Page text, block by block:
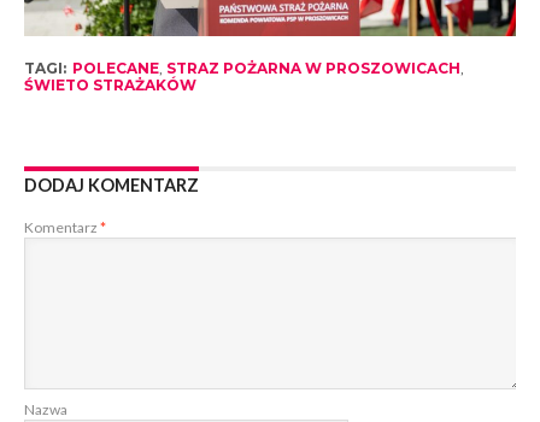
TAGI: POLECANE, STRAZ POŻARNA W PROSZOWICACH,
ŚWIETO STRAŻAKÓW
DODAJ KOMENTARZ
Komentarz *
Nazwa